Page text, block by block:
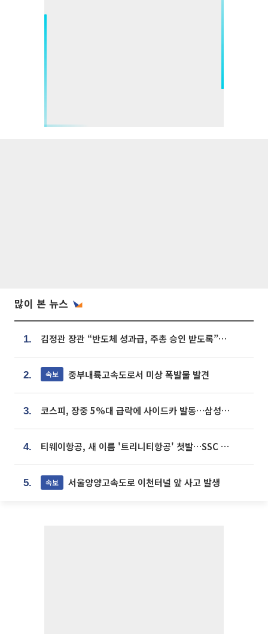
많이 본 뉴스
1. 김정관 장관 “반도체 성과급, 주총 승인 받도록”…상법·자본시장법 개정 시사
2. 속보 중부내륙고속도로서 미상 폭발물 발견
3. 코스피, 장중 5%대 급락에 사이드카 발동…삼성·SK 동반 폭락
4. 티웨이항공, 새 이름 '트리니티항공' 첫발…SSC 전략 본격화
5. 속보 서울양양고속도로 이천터널 앞 사고 발생